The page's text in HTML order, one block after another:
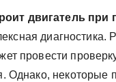
двигатель при
диагностика.
провести
Однако,